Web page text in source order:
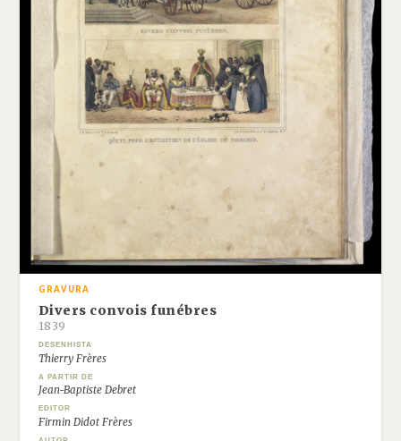
GRAVURA
Divers convois funébres
1839
DESENHISTA
Thierry Frères
A PARTIR DE
Jean-Baptiste Debret
EDITOR
Firmin Didot Frères